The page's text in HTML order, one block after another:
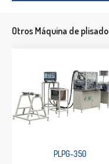
Otros Máquina de plisado
PLPG-350